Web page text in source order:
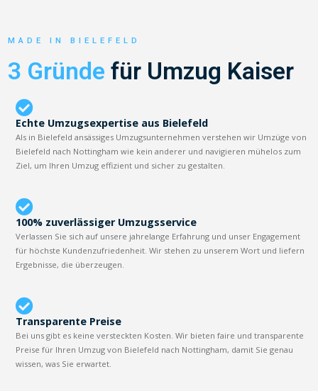
MADE IN BIELEFELD
3 Gründe für Umzug Kaiser
Echte Umzugsexpertise aus Bielefeld
Als in Bielefeld ansässiges Umzugsunternehmen verstehen wir Umzüge von
Bielefeld nach Nottingham wie kein anderer und navigieren mühelos zum
Ziel, um Ihren Umzug effizient und sicher zu gestalten.
100% zuverlässiger Umzugsservice
Verlassen Sie sich auf unsere jahrelange Erfahrung und unser Engagement
für höchste Kundenzufriedenheit. Wir stehen zu unserem Wort und liefern
Ergebnisse, die überzeugen.
Transparente Preise
Bei uns gibt es keine versteckten Kosten. Wir bieten faire und transparente
Preise für Ihren Umzug von Bielefeld nach Nottingham, damit Sie genau
wissen, was Sie erwartet.